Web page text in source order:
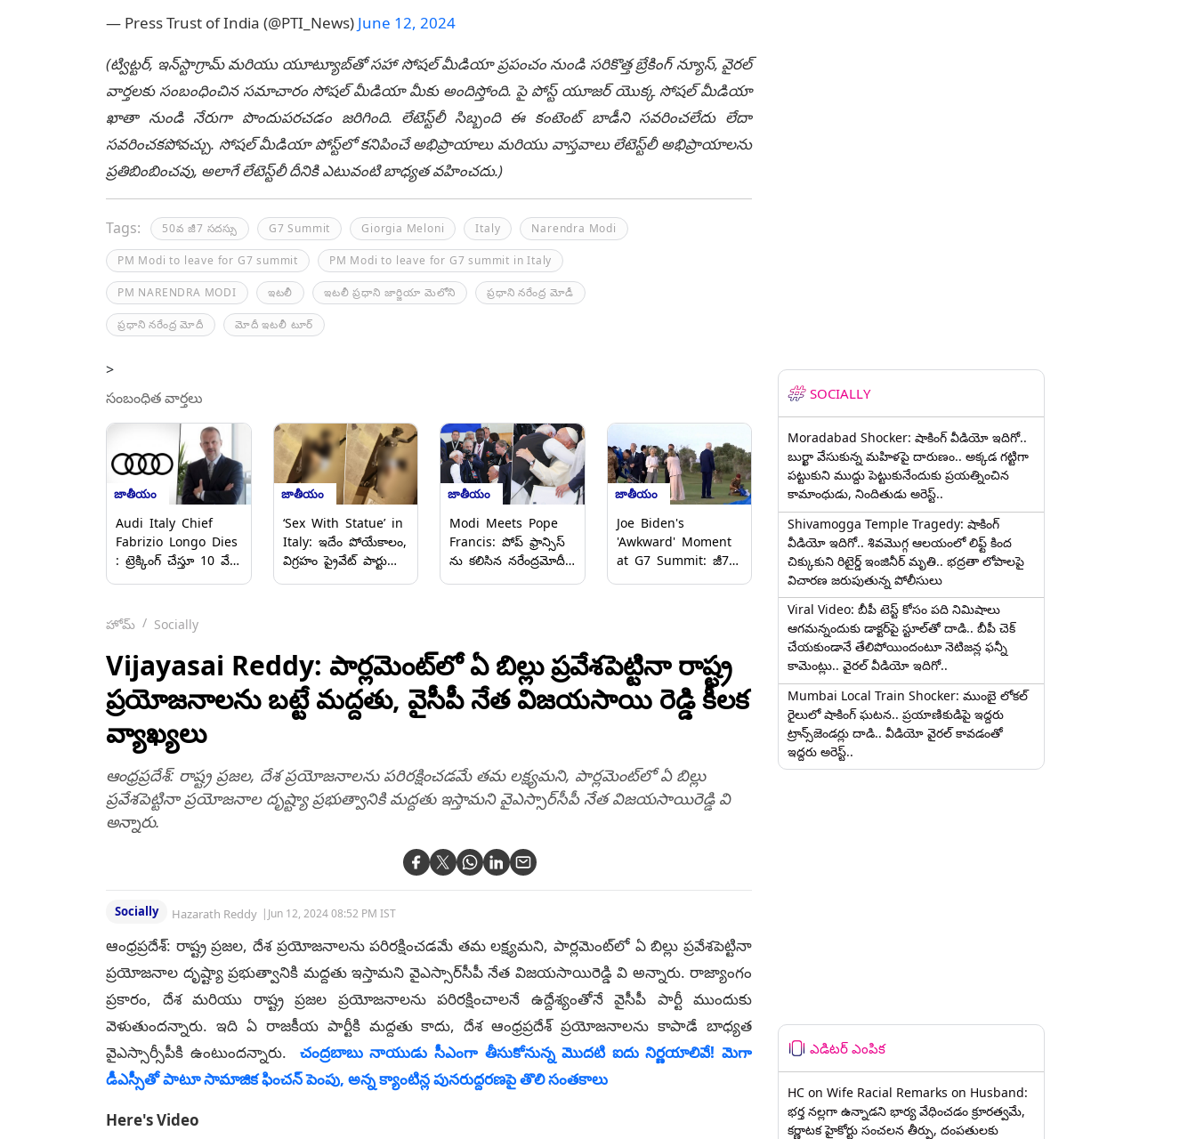
— Press Trust of India (@PTI_News) June 12, 2024
(ట్విట్టర్, ఇన్‌స్టాగ్రామ్ మరియు యూట్యూబ్‌తో సహా సోషల్ మీడియా ప్రపంచం నుండి సరికొత్త బ్రేకింగ్ న్యూస్, వైరల్
వార్తలకు సంబంధించిన సమాచారం సోషల్ మీడియా మీకు అందిస్తోంది. పై పోస్ట్ యూజర్ యొక్క సోషల్ మీడియా
ఖాతా నుండి నేరుగా పొందుపరచడం జరిగింది. లేటెస్ట్‌లీ సిబ్బంది ఈ కంటెంట్ బాడీని సవరించలేదు లేదా
సవరించకపోవచ్చు. సోషల్ మీడియా పోస్ట్‌లో కనిపించే అభిప్రాయాలు మరియు వాస్తవాలు లేటెస్ట్‌లీ అభిప్రాయాలను
ప్రతిబింబించవు, అలాగే లేటెస్ట్‌లీ దీనికి ఎటువంటి బాధ్యత వహించదు.)
Tags: 50వ జీ7 సదస్సు G7 Summit Giorgia Meloni Italy Narendra Modi
PM Modi to leave for G7 summit PM Modi to leave for G7 summit in Italy
PM NARENDRA MODI ఇటలీ ఇటలీ ప్రధాని జార్జియా మెలోని ప్రధాని నరేంద్ర మోడీ
ప్రధాని నరేంద్ర మోదీ మోదీ ఇటలీ టూర్
>
సంబంధిత వార్తలు
జాతీయం
Audi Italy Chief
Fabrizio Longo Dies
: ట్రెక్కింగ్ చేస్తూ 10 వేల
ఇటలీ బాస్ ఫాబ్రిజియో
లాంగో, అక్కడికక్కడే
మృతి
జాతీయం
‘Sex With Statue’ in
Italy: ఇదేం పోయేకాలం,
విగ్రహం ప్రైవేట్ పార్టుతో
జాతీయం
Modi Meets Pope
Francis: పోప్ ఫ్రాన్సిస్
ను క‌లిసిన న‌రేంద్ర‌మోదీ,
జాతీయం
Joe Biden's
'Awkward' Moment
at G7 Summit: జీ7
మీడియాలో పెద్ద ఎత్తున
చర్చ
హోమ్ Socially
Vijayasai Reddy: పార్లమెంట్‌లో ఏ బిల్లు ప్రవేశపెట్టినా రాష్ట్ర
ప్రయోజనాలను బట్టే మద్దతు, వైసీపీ నేత విజయసాయి రెడ్డి కీలక
వ్యాఖ్యలు
ఆంధ్రప్రదేశ్‌: రాష్ట్ర ప్రజల, దేశ ప్రయోజనాలను పరిరక్షించడమే తమ లక్ష్యమని, పార్లమెంట్‌లో ఏ బిల్లు
ప్రవేశపెట్టినా ప్రయోజనాల దృష్ట్యా ప్రభుత్వానికి మద్దతు ఇస్తామని వైఎస్సార్‌సీపీ నేత విజయసాయిరెడ్డి వి
అన్నారు.
Socially Hazarath Reddy | Jun 12, 2024 08:52 PM IST
ఆంధ్రప్రదేశ్‌: రాష్ట్ర ప్రజల, దేశ ప్రయోజనాలను పరిరక్షించడమే తమ లక్ష్యమని, పార్లమెంట్‌లో ఏ బిల్లు ప్రవేశపెట్టినా
ప్రయోజనాల దృష్ట్యా ప్రభుత్వానికి మద్దతు ఇస్తామని వైఎస్సార్‌సీపీ నేత విజయసాయిరెడ్డి వి అన్నారు. రాజ్యాంగం
ప్రకారం, దేశ మరియు రాష్ట్ర ప్రజల ప్రయోజనాలను పరిరక్షించాలనే ఉద్దేశ్యంతోనే వైసీపీ పార్టీ ముందుకు
వెళుతుందన్నారు. ఇది ఏ రాజకీయ పార్టీకి మద్దతు కాదు, దేశ ఆంధ్రప్రదేశ్ ప్రయోజనాలను కాపాడే బాధ్యత
వైఎస్సార్సీపీకి ఉంటుందన్నారు. చంద్ర‌బాబు నాయుడు సీఎంగా తీసుకోనున్న మొద‌టి ఐదు నిర్ణ‌యాలివే! మెగా
డీఎస్సీతో పాటూ సామాజిక ఫించ‌న్ పెంపు, అన్న క్యాంటిన్ల పున‌రుద్ద‌ర‌ణ‌పై తొలి సంత‌కాలు
Here's Video
SOCIALLY
Moradabad Shocker: షాకింగ్ వీడియో ఇదిగో..
బుర్ఖా వేసుకున్న మహిళపై దారుణం.. అక్కడ గట్టిగా
పట్టుకుని ముద్దు పెట్టుకునేందుకు ప్రయత్నించిన
కామాంధుడు, నిందితుడు అరెస్ట్..
Shivamogga Temple Tragedy: షాకింగ్
వీడియో ఇదిగో.. శివమొగ్గ ఆలయంలో లిఫ్ట్ కింద
చిక్కుకుని రిటైర్డ్ ఇంజినీర్ మృతి.. భద్రతా లోపాలపై
విచారణ జరుపుతున్న పోలీసులు
Viral Video: బీపీ టెస్ట్‌ కోసం పది నిమిషాలు
ఆగమన్నందుకు డాక్టర్‌పై స్టూల్‌తో దాడి.. బీపీ చెక్
చేయకుండానే తేలిపోయిందంటూ నెటిజన్ల ఫన్నీ
కామెంట్లు.. వైరల్ వీడియో ఇదిగో..
Mumbai Local Train Shocker: ముంబై లోకల్
రైలులో షాకింగ్ ఘటన.. ప్రయాణికుడిపై ఇద్దరు
ట్రాన్స్‌జెండర్లు దాడి.. వీడియో వైరల్ కావడంతో
ఇద్దరు అరెస్ట్..
ఎడిటర్ ఎంపిక
HC on Wife Racial Remarks on Husband:
భర్త న‌ల్ల‌గా ఉన్నాడ‌ని భార్య వేధించ‌డం క్రూర‌త్వ‌మే,
కర్ణాటక హైకోర్టు సంచలన తీర్పు, దంపతులకు